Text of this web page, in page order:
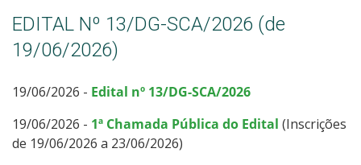
EDITAL Nº 13/DG-SCA/2026 (de
19/06/2026)
19/06/2026 - Edital nº 13/DG-SCA/2026
19/06/2026 - 1ª Chamada Pública do Edital (Inscrições
de 19/06/2026 a 23/06/2026)